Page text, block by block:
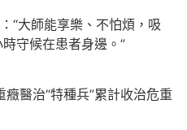
大師能享樂、不怕煩，吸
守候在患者身邊。”
醫治“特種兵”累計收治危重